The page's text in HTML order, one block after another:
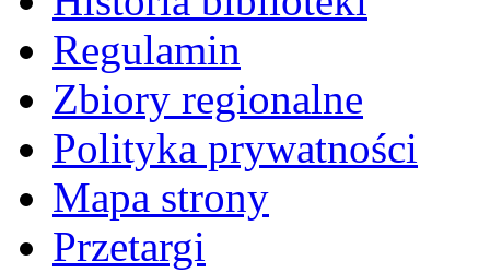
Regulamin
Zbiory regionalne
Polityka prywatności
Mapa strony
Przetargi